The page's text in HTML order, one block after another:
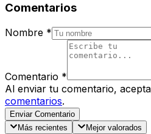
Comentarios
Nombre *
Comentario *
Al enviar tu comentario,
comentarios.
Enviar Comentario
Más recientes
Mejor valorados